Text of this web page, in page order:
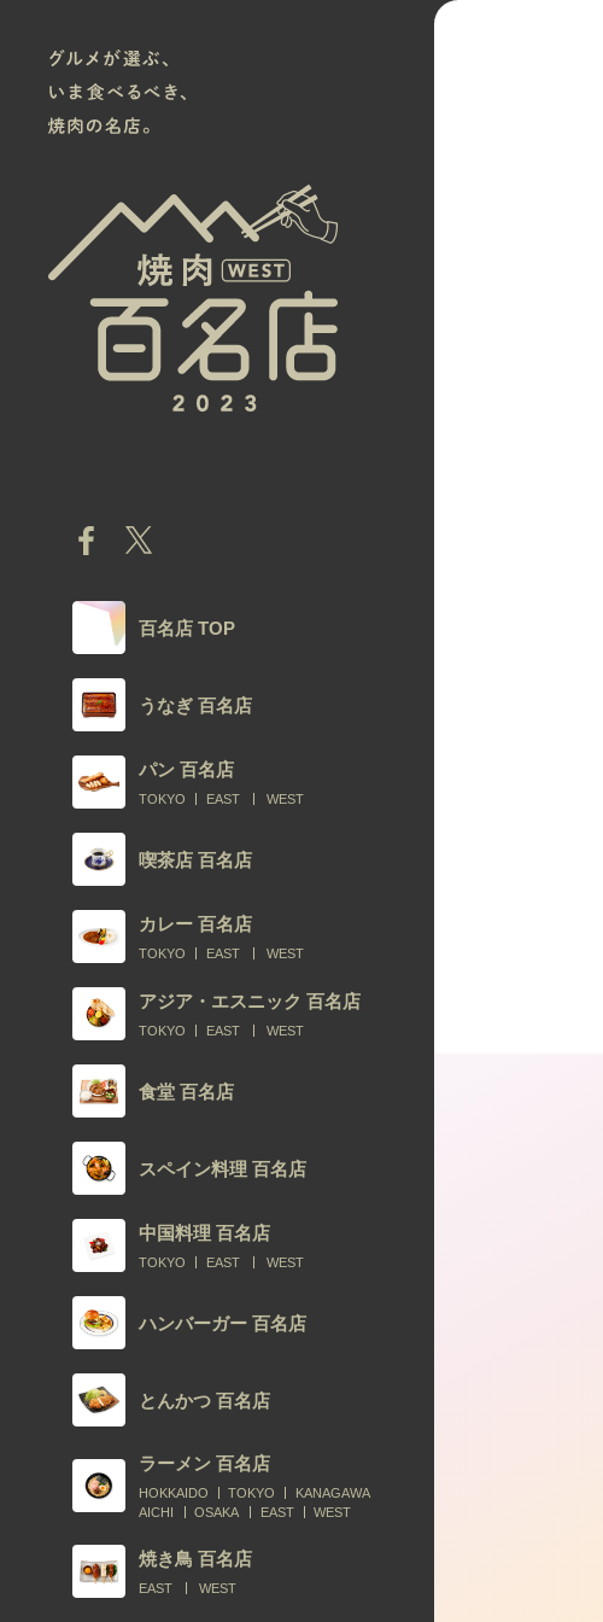
百名店 TOP
うなぎ 百名店
パン 百名店
TOKYO EAST WEST
喫茶店 百名店
カレー 百名店
TOKYO EAST WEST
アジア・エスニック 百名店
TOKYO EAST WEST
食堂 百名店
スペイン料理 百名店
中国料理 百名店
TOKYO EAST WEST
ハンバーガー 百名店
とんかつ 百名店
ラーメン 百名店
HOKKAIDO TOKYO
KANAGAWA
AICHI
OSAKA EAST WEST
焼き鳥 百名店
EAST WEST